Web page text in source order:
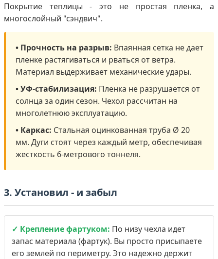
Покрытие теплицы - это не простая пленка, а
многослойный "сэндвич".
• Прочность на разрыв: Впаянная сетка не дает
пленке растягиваться и рваться от ветра.
Материал выдерживает механические удары.
• УФ-стабилизация: Пленка не разрушается от
солнца за один сезон. Чехол рассчитан на
многолетнюю эксплуатацию.
• Каркас: Стальная оцинкованная труба Ø 20
мм. Дуги стоят через каждый метр, обеспечивая
жесткость 6-метрового тоннеля.
3. Установил - и забыл
✓ Крепление фартуком: По низу чехла идет
запас материала (фартук). Вы просто присыпаете
его землей по периметру. Это надежно держит